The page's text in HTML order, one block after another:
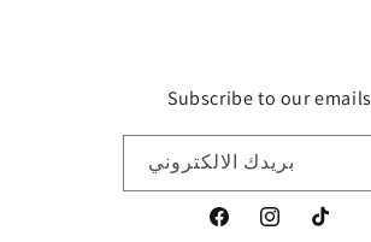
Subscribe to our emails
بريدك الالكتروني
موقع
انستغرام
تيك